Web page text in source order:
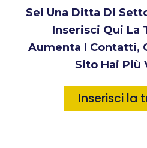
Sei Una Ditta Di
Inserisci Qui La
Aumenta I Contatti,
Sito Hai Più
Inserisci la